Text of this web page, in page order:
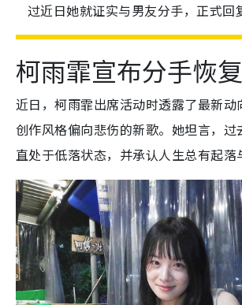
过近日她就证实与男友分手，正式回
柯雨霏宣布分手恢
近日，柯雨霏出席活动时透露了最新动
创作风格偏向悲伤的新歌。她坦言，过
直处于低落状态，并承认人生总有起落